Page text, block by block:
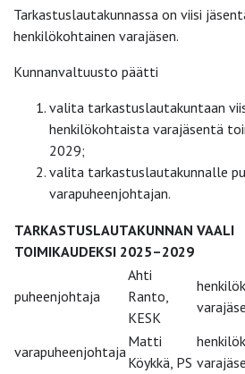
Tarkastuslautakunnassa on viisi
henkilökohtainen varajäsen.
Kunnanvaltuusto päätti
valita tarkastuslautakuntaan
henkilökohtaista varajäsentä
2029;
valita tarkastuslautakunnalle
varapuheenjohtajan.
TARKASTUSLAUTAKUNNAN VAALI
TOIMIKAUDEKSI 2025–2029
puheenjohtaja
Ahti
Ranto,
KESK
varapuheenjohtaja
Matti
Köykkä, PS